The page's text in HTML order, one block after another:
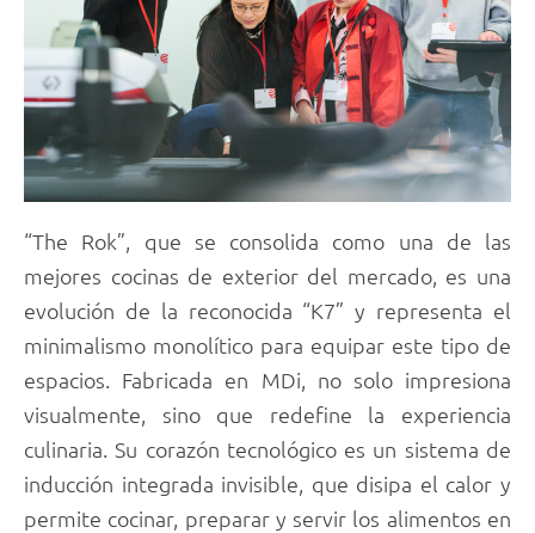
“The Rok”, que se consolida como una de las
mejores cocinas de exterior del mercado, es una
evolución de la reconocida “K7” y representa el
minimalismo monolítico para equipar este tipo de
espacios. Fabricada en MDi, no solo impresiona
visualmente, sino que redefine la experiencia
culinaria. Su corazón tecnológico es un sistema de
inducción integrada invisible, que disipa el calor y
permite cocinar, preparar y servir los alimentos en